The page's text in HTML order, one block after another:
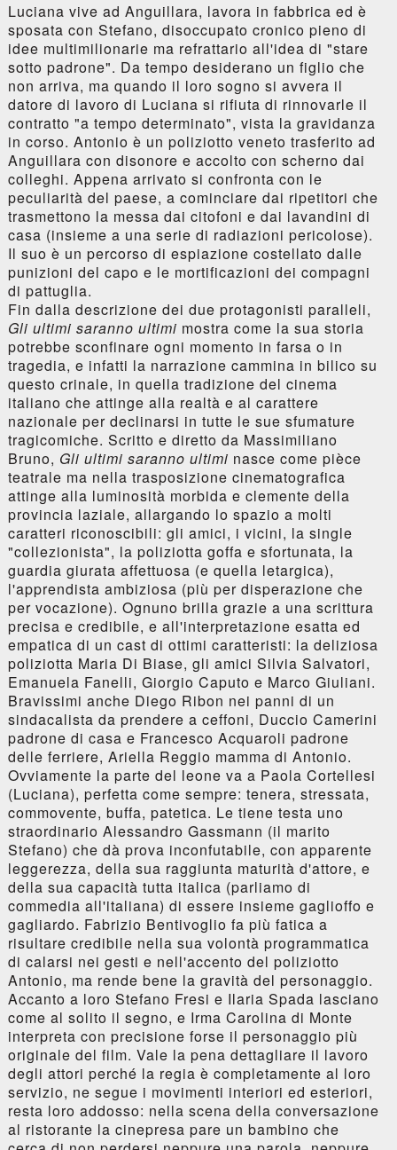
Luciana vive ad Anguillara, lavora in fabbrica ed è
sposata con Stefano, disoccupato cronico pieno di
idee multimilionarie ma refrattario all'idea di "stare
sotto padrone". Da tempo desiderano un figlio che
non arriva, ma quando il loro sogno si avvera il
datore di lavoro di Luciana si rifiuta di rinnovarle il
contratto "a tempo determinato", vista la gravidanza
in corso. Antonio è un poliziotto veneto trasferito ad
Anguillara con disonore e accolto con scherno dai
colleghi. Appena arrivato si confronta con le
peculiarità del paese, a cominciare dai ripetitori che
trasmettono la messa dai citofoni e dai lavandini di
casa (insieme a una serie di radiazioni pericolose).
Il suo è un percorso di espiazione costellato dalle
punizioni del capo e le mortificazioni dei compagni
di pattuglia.
Fin dalla descrizione dei due protagonisti paralleli,
Gli ultimi saranno ultimi mostra come la sua storia
potrebbe sconfinare ogni momento in farsa o in
tragedia, e infatti la narrazione cammina in bilico su
questo crinale, in quella tradizione del cinema
italiano che attinge alla realtà e al carattere
nazionale per declinarsi in tutte le sue sfumature
tragicomiche. Scritto e diretto da Massimiliano
Bruno, Gli ultimi saranno ultimi nasce come pièce
teatrale ma nella trasposizione cinematografica
attinge alla luminosità morbida e clemente della
provincia laziale, allargando lo spazio a molti
caratteri riconoscibili: gli amici, i vicini, la single
"collezionista", la poliziotta goffa e sfortunata, la
guardia giurata affettuosa (e quella letargica),
l'apprendista ambiziosa (più per disperazione che
per vocazione). Ognuno brilla grazie a una scrittura
precisa e credibile, e all'interpretazione esatta ed
empatica di un cast di ottimi caratteristi: la deliziosa
poliziotta Maria Di Biase, gli amici Silvia Salvatori,
Emanuela Fanelli, Giorgio Caputo e Marco Giuliani.
Bravissimi anche Diego Ribon nei panni di un
sindacalista da prendere a ceffoni, Duccio Camerini
padrone di casa e Francesco Acquaroli padrone
delle ferriere, Ariella Reggio mamma di Antonio.
Ovviamente la parte del leone va a Paola Cortellesi
(Luciana), perfetta come sempre: tenera, stressata,
commovente, buffa, patetica. Le tiene testa uno
straordinario Alessandro Gassmann (il marito
Stefano) che dà prova inconfutabile, con apparente
leggerezza, della sua raggiunta maturità d'attore, e
della sua capacità tutta italica (parliamo di
commedia all'italiana) di essere insieme gaglioffo e
gagliardo. Fabrizio Bentivoglio fa più fatica a
risultare credibile nella sua volontà programmatica
di calarsi nei gesti e nell'accento del poliziotto
Antonio, ma rende bene la gravità del personaggio.
Accanto a loro Stefano Fresi e Ilaria Spada lasciano
come al solito il segno, e Irma Carolina di Monte
interpreta con precisione forse il personaggio più
originale del film. Vale la pena dettagliare il lavoro
degli attori perché la regia è completamente al loro
servizio, ne segue i movimenti interiori ed esteriori,
resta loro addosso: nella scena della conversazione
al ristorante la cinepresa pare un bambino che